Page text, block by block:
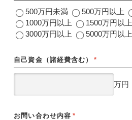
500万円未満 500万円以上
1000万円以上
1500万円以上
3000万円以上
5000万円以上
自己資金（諸経費含む） *
万円
お問い合わせ内容 *